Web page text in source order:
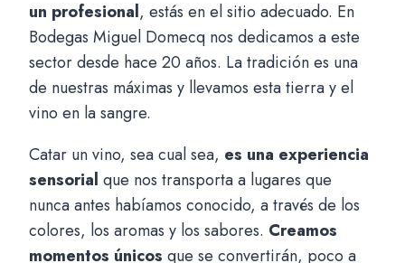
un profesional, estás en el sitio adecuado. En
Bodegas Miguel Domecq nos dedicamos a este
sector desde hace 20 años. La tradición es una
de nuestras máximas y llevamos esta tierra y el
vino en la sangre.
Catar un vino, sea cual sea, es una experiencia
sensorial que nos transporta a lugares que
nunca antes habíamos conocido, a través de los
colores, los aromas y los sabores. Creamos
momentos únicos que se convertirán, poco a